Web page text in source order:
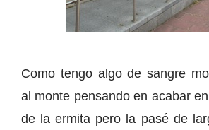
Como tengo algo de sangre
al monte pensando en acabar
de la ermita pero la pasé de